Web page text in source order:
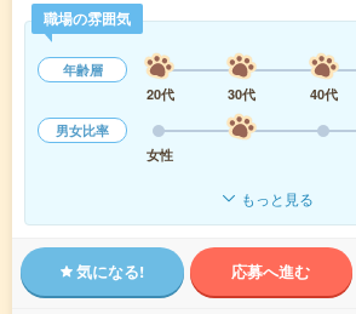
職場の雰囲気
年齢層
20代
30代 40代
男女比率
女性
もっと見る
気になる! 応募へ進む